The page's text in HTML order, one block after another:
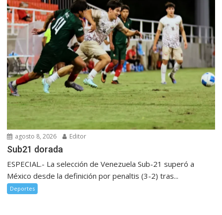
agosto 8, 2026 Editor
Sub21 dorada
ESPECIAL.- La selección de Venezuela Sub-21 superó a
México desde la definición por penaltis (3-2) tras...
Deportes